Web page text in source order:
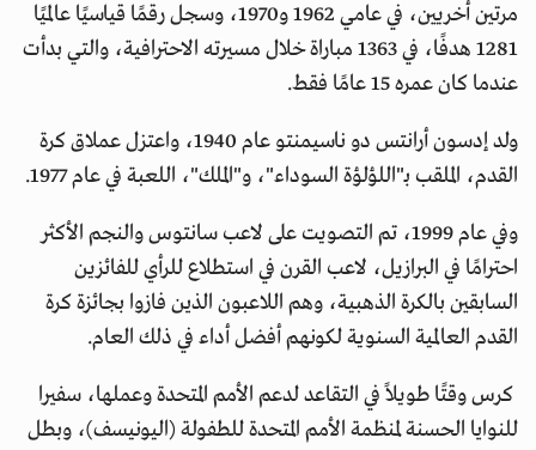
مرتين أخريين، في عامي 1962 و1970، وسجل رقمًا قياسيًا عالميًا
1281 هدفًا، في 1363 مباراة خلال مسيرته الاحترافية، والتي بدأت
عندما كان عمره 15 عامًا فقط.
ولد إدسون أرانتس دو ناسيمنتو عام 1940، واعتزل عملاق كرة
القدم، الملقب بـ"اللؤلؤة السوداء"، و"الملك"، اللعبة في عام 1977.
وفي عام 1999، تم التصويت على لاعب سانتوس والنجم الأكثر
احترامًا في البرازيل، لاعب القرن في استطلاع للرأي للفائزين
السابقين بالكرة الذهبية، وهم اللاعبون الذين فازوا بجائزة كرة
القدم العالمية السنوية لكونهم أفضل أداء في ذلك العام.
كرس وقتًا طويلاً في التقاعد لدعم الأمم المتحدة وعملها، سفيرا
للنوايا الحسنة لمنظمة الأمم المتحدة للطفولة (اليونيسف)، وبطل